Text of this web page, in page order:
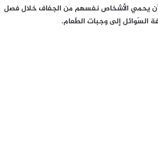
أن يحمي الأشخاص نفسهم من الجفاف خلال فصل
السّوائل إلى وجبات الطّعام.